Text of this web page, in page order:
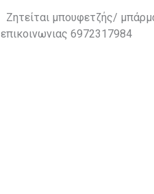
Ζητείται μπουφετζής/
επικοινωνιας 6972317984